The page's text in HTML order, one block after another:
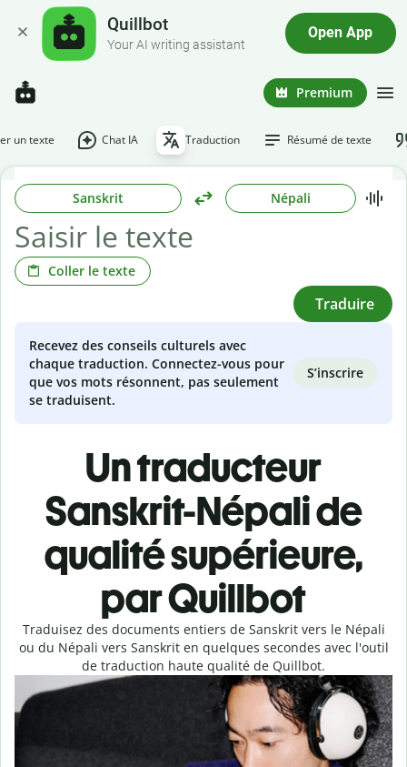
Quillbot
Your AI writing assistant
Open App
Premium
un texte Chat IA Traduction Résumé de texte
Sanskrit Népali
Coller le texte
Traduire
Recevez des conseils culturels avec
chaque traduction. Connectez-vous pour
que vos mots résonnent, pas seulement
se traduisent.
S’inscrire
Un traducteur
Sanskrit-Népali de
qualité supérieure,
par Quillbot
Traduisez des documents entiers de Sanskrit vers le Népali
ou du Népali vers Sanskrit en quelques secondes avec l'outil
de traduction haute qualité de Quillbot.